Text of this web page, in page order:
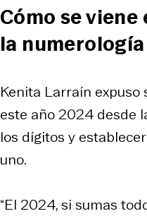
Cómo se
la numerología
Kenita Larraín
este año 2024 desde
los dígitos y
uno.
“El 2024, si sumas